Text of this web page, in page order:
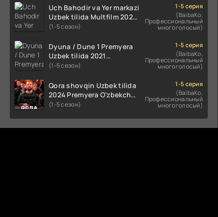
HD skachat
Uch Bahodir va Yer markazi
Uzbek tilida Multfilm 2025
tarjima HD skachat
(1-5 сезон)
1-5 серия
(BaibaKo,
Профессиональный
многоголосый)
Dyuna / Dune 1 Premyera
Uzbek tilida 2021
O'zbekcha tarjima kino HD
(1-5 сезон)
1-5 серия
(BaibaKo,
Профессиональный
многоголосый)
Qora shovqin Uzbek tilida
2024 Premyera O'zbekcha
tarjima kino HD skachat
(1-5 сезон)
1-5 серия
(BaibaKo,
Профессиональный
многоголосый)